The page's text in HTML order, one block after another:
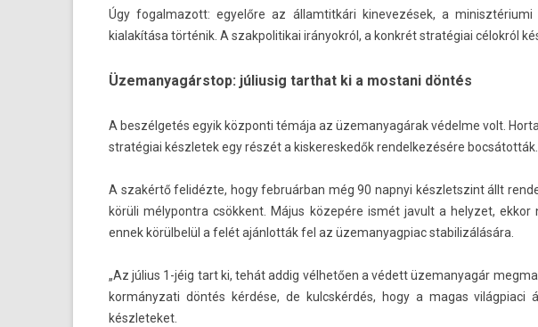
Úgy fogal­mazott: egyelőre az állam­titkári kinevezések, a
kialakítása történik. A szak­politikai irányokról, a konkrét stratégiai célokról
Üzemanyagárstop: júliusig tarthat ki a mostani döntés
A beszélgetés egyik köz­ponti témája az üzemanyagárak védelme volt.
stratégiai készletek egy részét a kis­keres­kedők re­ndel­kezésére bocsátották.
A szakértő felidézte, hogy februárban még 90 nap­nyi készletszint állt
körüli mélypontra csökkent. Május közepére ismét javult a helyzet,
ennek körülbelül a felét ajánlották fel az üzemanyag­piac stabilizálására.
„Az július 1-jéig tart ki, tehát addig vélhetően a védett üzemanyagár
kor­mányzati döntés kérdése, de kulcskér­dés, hogy a magas
készleteket.